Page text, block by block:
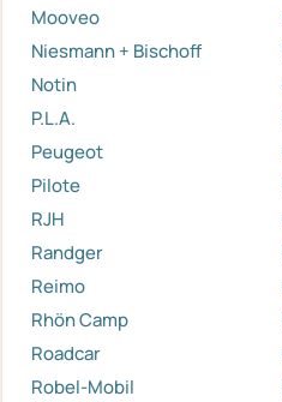
Mooveo
Niesmann + Bischoff
Notin
P.L.A.
Peugeot
Pilote
RJH
Randger
Reimo
Rhön Camp
Roadcar
Robel-Mobil